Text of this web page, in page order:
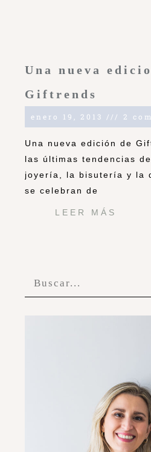
Una nueva
Giftrends
enero 19, 2013 2
Una nueva edición de
las últimas tendencias
joyería, la bisutería y la
se celebran de
LEER MÁS